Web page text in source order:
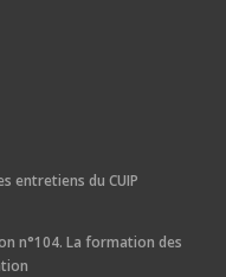
entretiens du CUIP
n°104. La formation des